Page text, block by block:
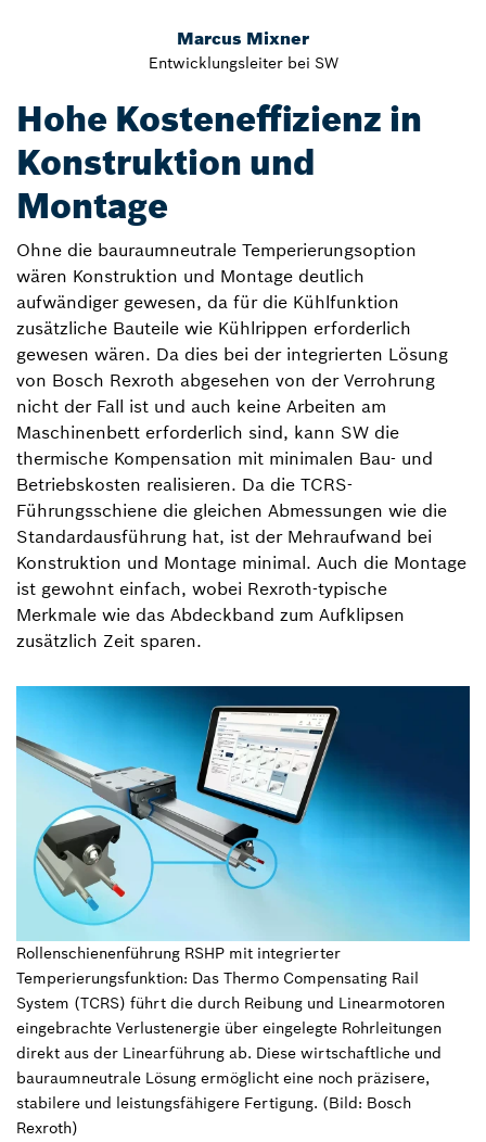
Marcus Mixner
Entwicklungsleiter bei SW
Hohe Kosteneffizienz in
Konstruktion und
Montage
Ohne die bauraumneutrale Temperierungsoption
wären Konstruktion und Montage deutlich
aufwändiger gewesen, da für die Kühlfunktion
zusätzliche Bauteile wie Kühlrippen erforderlich
gewesen wären. Da dies bei der integrierten Lösung
von Bosch Rexroth abgesehen von der Verrohrung
nicht der Fall ist und auch keine Arbeiten am
Maschinenbett erforderlich sind, kann SW die
thermische Kompensation mit minimalen Bau- und
Betriebskosten realisieren. Da die TCRS-
Führungsschiene die gleichen Abmessungen wie die
Standardausführung hat, ist der Mehraufwand bei
Konstruktion und Montage minimal. Auch die Montage
ist gewohnt einfach, wobei Rexroth-typische
Merkmale wie das Abdeckband zum Aufklipsen
zusätzlich Zeit sparen.
Rollenschienenführung RSHP mit integrierter
Temperierungsfunktion: Das Thermo Compensating Rail
System (TCRS) führt die durch Reibung und Linearmotoren
eingebrachte Verlustenergie über eingelegte Rohrleitungen
direkt aus der Linearführung ab. Diese wirtschaftliche und
bauraumneutrale Lösung ermöglicht eine noch präzisere,
stabilere und leistungsfähigere Fertigung. (Bild: Bosch
Rexroth)